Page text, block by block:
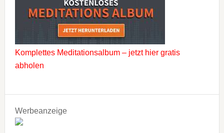
Komplettes Meditationsalbum – jetzt hier gratis
abholen
Werbeanzeige